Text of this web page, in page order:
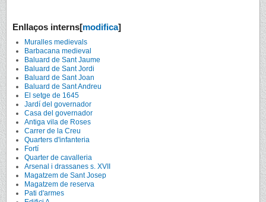
Enllaços interns[modifica]
Muralles medievals
Barbacana medieval
Baluard de Sant Jaume
Baluard de Sant Jordi
Baluard de Sant Joan
Baluard de Sant Andreu
El setge de 1645
Jardí del governador
Casa del governador
Antiga vila de Roses
Carrer de la Creu
Quarters d'infanteria
Fortí
Quarter de cavalleria
Arsenal i drassanes s. XVII
Magatzem de Sant Josep
Magatzem de reserva
Pati d'armes